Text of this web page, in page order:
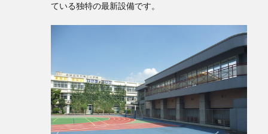
ている独特の最新設備です。